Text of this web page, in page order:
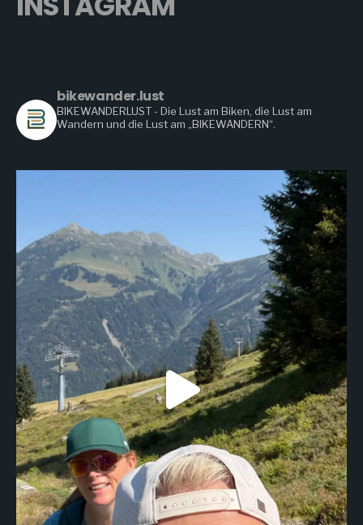
bikewander.lust
BIKEWANDERLUST - Die Lust am Biken, die Lust am
Wandern und die Lust am „BIKEWANDERN“.